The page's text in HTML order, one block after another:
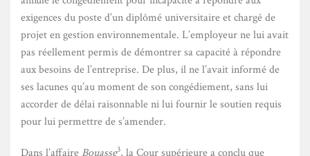
exigences du poste d’un diplômé universitaire et chargé de
projet en gestion environnementale. L’employeur ne lui avait
pas réellement permis de démontrer sa capacité à répondre
aux besoins de l’entreprise. De plus, il ne l’avait informé de
ses lacunes qu’au moment de son congédiement, sans lui
accorder de délai raisonnable ni lui fournir le soutien requis
pour lui permettre de s’amender.
Dans l’affaire Bouasse3, la Cour supérieure a conclu que